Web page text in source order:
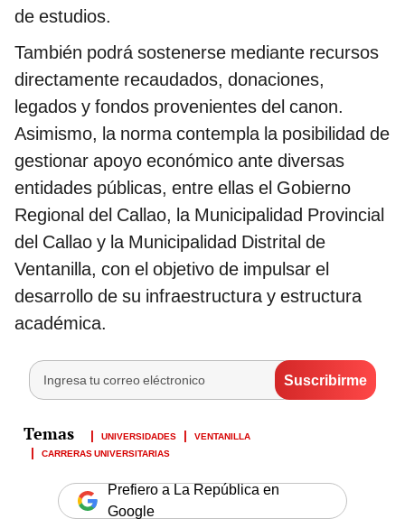
de estudios.
También podrá sostenerse mediante recursos
directamente recaudados, donaciones,
legados y fondos provenientes del canon.
Asimismo, la norma contempla la posibilidad de
gestionar apoyo económico ante diversas
entidades públicas, entre ellas el Gobierno
Regional del Callao, la Municipalidad Provincial
del Callao y la Municipalidad Distrital de
Ventanilla, con el objetivo de impulsar el
desarrollo de su infraestructura y estructura
académica.
UNIVERSIDADES
VENTANILLA
CARRERAS UNIVERSITARIAS
Prefiero a La República en
Google